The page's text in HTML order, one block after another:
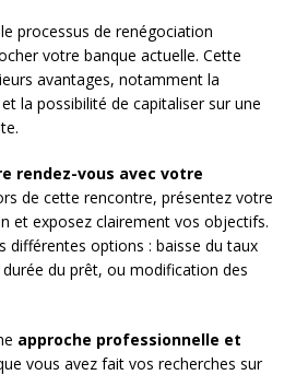
processus de renégociation
votre banque actuelle. Cette
avantages, notamment la
la possibilité de capitaliser sur une
rendez-vous avec votre
de cette rencontre, présentez votre
et exposez clairement vos objectifs.
différentes options : baisse du taux
du prêt, ou modification des
approche professionnelle et
vous avez fait vos recherches sur